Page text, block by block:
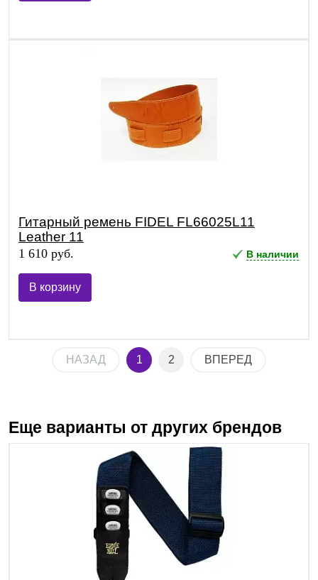
Гитарный ремень FIDEL FL66025L11
Leather 11
1 610 руб. В наличии
В корзину
НАЗАД 1 2 ВПЕРЕД
Еще варианты от других брендов